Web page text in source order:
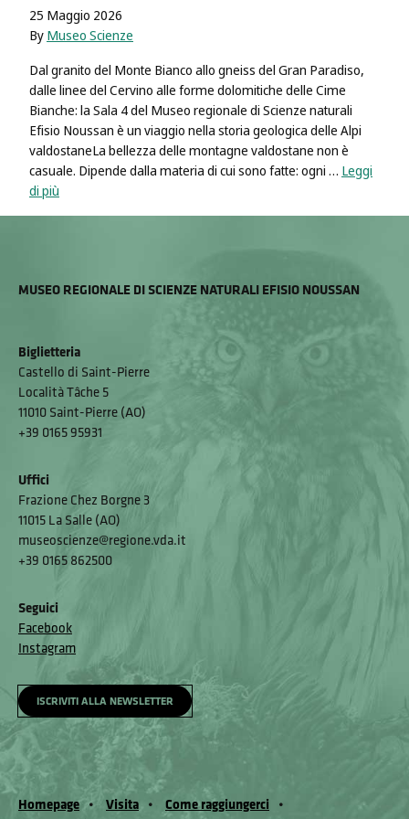
25 Maggio 2026
ByMuseo Scienze
Dal granito del Monte Bianco allo gneiss del Gran Paradiso,
dalle linee del Cervino alle forme dolomitiche delle Cime
Bianche: la Sala 4 del Museo regionale di Scienze naturali
Efisio Noussan è un viaggio nella storia geologica delle Alpi
valdostaneLa bellezza delle montagne valdostane non è
casuale. Dipende dalla materia di cui sono fatte: ogni … Leggi
di più
MUSEO REGIONALE DI SCIENZE NATURALI EFISIO NOUSSAN
Biglietteria
Castello di Saint-Pierre
Località Tâche 5
11010 Saint-Pierre (AO)
+39 0165 95931
Uffici
Frazione Chez Borgne 3
11015 La Salle (AO)
museoscienze@regione.vda.it
+39 0165 862500
Seguici
Facebook
Instagram
ISCRIVITI ALLA NEWSLETTER
Homepage Visita
Come raggiungerci